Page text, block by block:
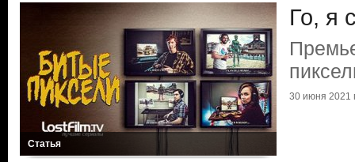
Статья
Го, я
30 июня 2021